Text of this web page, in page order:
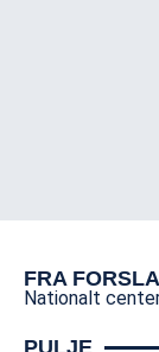
FRA
Nationalt